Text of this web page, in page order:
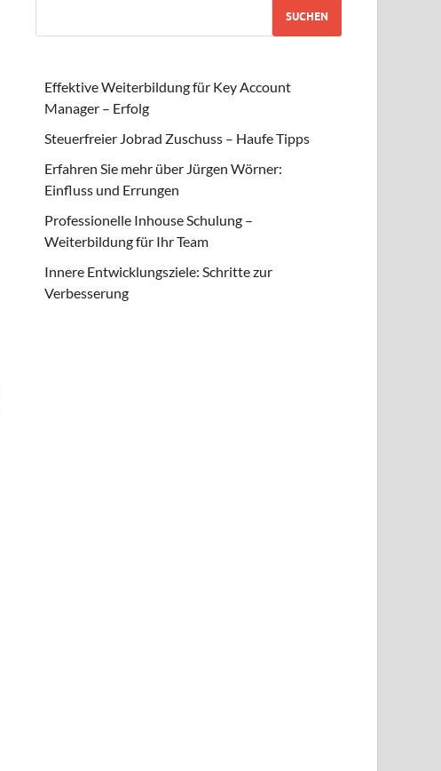
SUCHEN
Effektive Weiterbildung für Key Account
Manager – Erfolg
Steuerfreier Jobrad Zuschuss – Haufe Tipps
Erfahren Sie mehr über Jürgen Wörner:
Einfluss und Errungen
Professionelle Inhouse Schulung –
Weiterbildung für Ihr Team
Innere Entwicklungsziele: Schritte zur
Verbesserung